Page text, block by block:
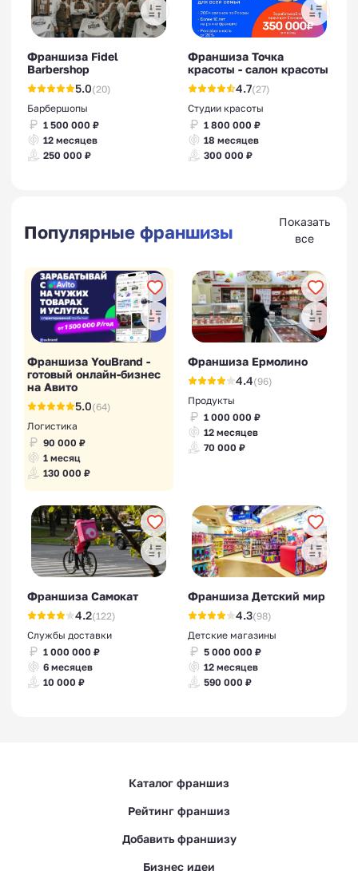
Франшиза Fidel
Barbershop
5.0(20)
Барбершопы
1 500 000 ₽
12 месяцев
250 000 ₽
Франшиза Точка
красоты - салон красоты
4.7(27)
Студии красоты
1 800 000 ₽
18 месяцев
300 000 ₽
Популярные франшизы
Показать
все
Франшиза YouBrand -
готовый онлайн-бизнес
на Авито
5.0(64)
Логистика
90 000 ₽
1 месяц
130 000 ₽
Франшиза Ермолино
4.4(96)
Продукты
1 000 000 ₽
12 месяцев
70 000 ₽
Франшиза Самокат
4.2(122)
Службы доставки
1 000 000 ₽
6 месяцев
10 000 ₽
Франшиза Детский мир
4.3(98)
Детские магазины
5 000 000 ₽
12 месяцев
590 000 ₽
Каталог франшиз
Рейтинг франшиз
Добавить франшизу
Бизнес идеи